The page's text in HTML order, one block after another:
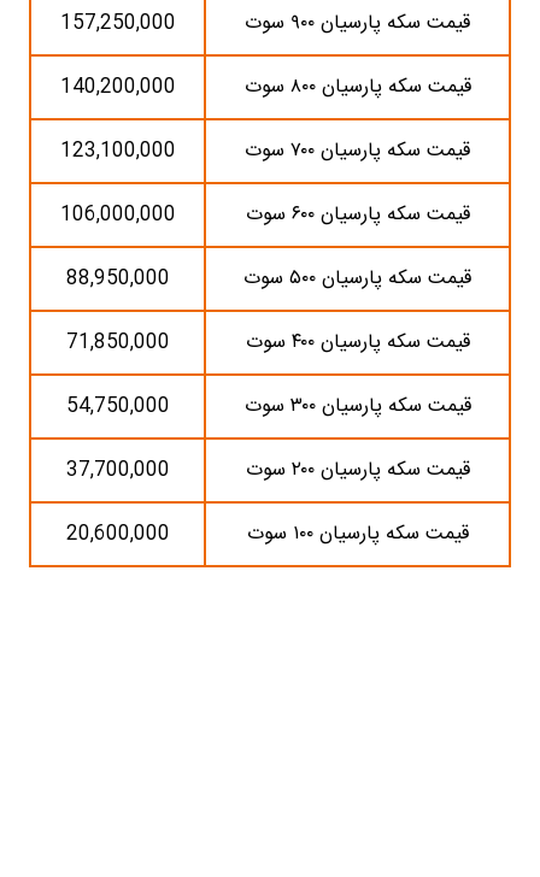
قیمت سکه پارسیان ۹۰۰ سوت
157,250,000
قیمت سکه پارسیان ۸۰۰ سوت
140,200,000
قیمت سکه پارسیان ۷۰۰ سوت
123,100,000
قیمت سکه پارسیان ۶۰۰ سوت
106,000,000
قیمت سکه پارسیان ۵۰۰ سوت
88,950,000
قیمت سکه پارسیان ۴۰۰ سوت
71,850,000
قیمت سکه پارسیان ۳۰۰ سوت
54,750,000
قیمت سکه پارسیان ۲۰۰ سوت
37,700,000
قیمت سکه پارسیان ۱۰۰ سوت
20,600,000